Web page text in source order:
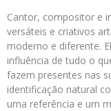
Cantor, compositor e
versáteis e criativos
moderno e diferente.
influência de tudo o
fazem presentes nas
identificação natural
uma referência e um